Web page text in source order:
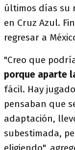
últimos días su
en Cruz Azul.
regresar a
"Creo que
porque aparte
fácil. Hay
pensaban que
adaptación,
subestimada,